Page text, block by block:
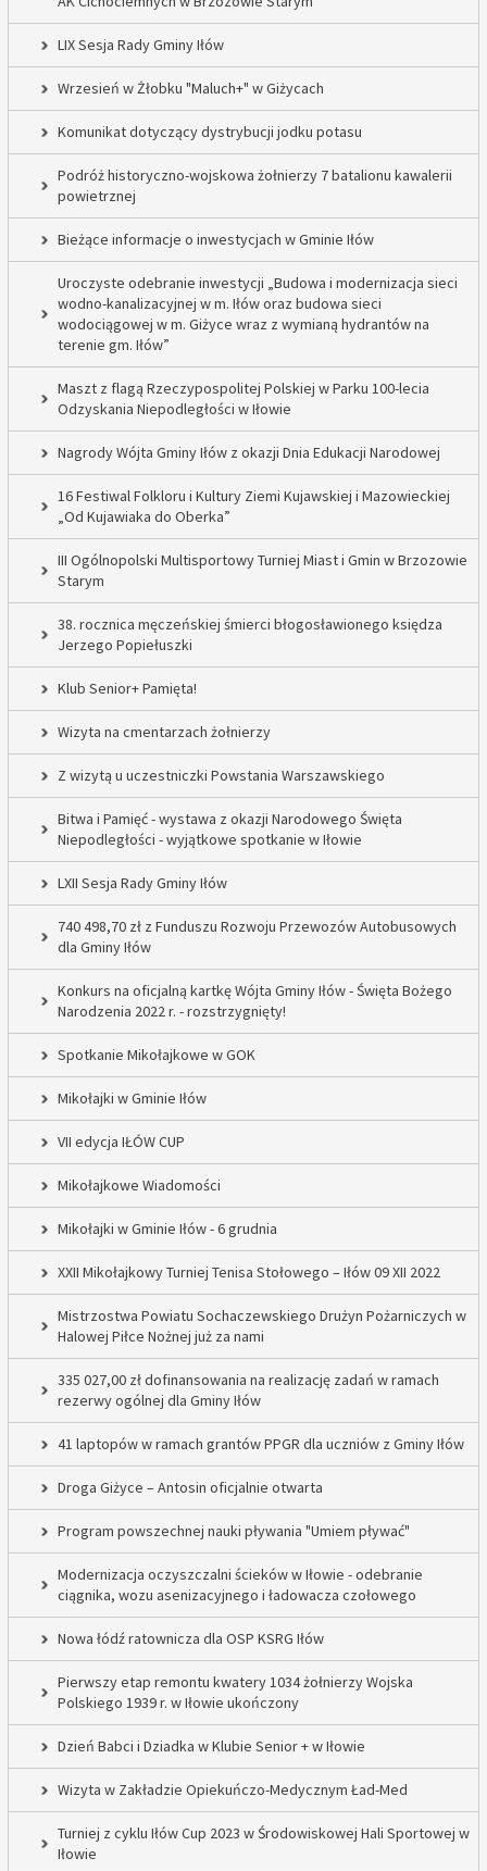
LIX Sesja Rady Gminy Iłów
Wrzesień w Żłobku "Maluch+" w Giżycach
Komunikat dotyczący dystrybucji jodku potasu
Podróż historyczno-wojskowa żołnierzy 7 batalionu kawalerii
powietrznej
Bieżące informacje o inwestycjach w Gminie Iłów
Uroczyste odebranie inwestycji „Budowa i modernizacja sieci
wodno-kanalizacyjnej w m. Iłów oraz budowa sieci
wodociągowej w m. Giżyce wraz z wymianą hydrantów na
terenie gm. Iłów”
Maszt z flagą Rzeczypospolitej Polskiej w Parku 100-lecia
Odzyskania Niepodległości w Iłowie
Nagrody Wójta Gminy Iłów z okazji Dnia Edukacji Narodowej
16 Festiwal Folkloru i Kultury Ziemi Kujawskiej i Mazowieckiej
„Od Kujawiaka do Oberka”
III Ogólnopolski Multisportowy Turniej Miast i Gmin w Brzozowie
Starym
38. rocznica męczeńskiej śmierci błogosławionego księdza
Jerzego Popiełuszki
Klub Senior+ Pamięta!
Wizyta na cmentarzach żołnierzy
Z wizytą u uczestniczki Powstania Warszawskiego
Bitwa i Pamięć - wystawa z okazji Narodowego Święta
Niepodległości - wyjątkowe spotkanie w Iłowie
LXII Sesja Rady Gminy Iłów
740 498,70 zł z Funduszu Rozwoju Przewozów Autobusowych
dla Gminy Iłów
Konkurs na oficjalną kartkę Wójta Gminy Iłów - Święta Bożego
Narodzenia 2022 r. - rozstrzygnięty!
Spotkanie Mikołajkowe w GOK
Mikołajki w Gminie Iłów
VII edycja IŁÓW CUP
Mikołajkowe Wiadomości
Mikołajki w Gminie Iłów - 6 grudnia
XXII Mikołajkowy Turniej Tenisa Stołowego – Iłów 09 XII 2022
Mistrzostwa Powiatu Sochaczewskiego Drużyn Pożarniczych w
Halowej Piłce Nożnej już za nami
335 027,00 zł dofinansowania na realizację zadań w ramach
rezerwy ogólnej dla Gminy Iłów
41 laptopów w ramach grantów PPGR dla uczniów z Gminy Iłów
Droga Giżyce – Antosin oficjalnie otwarta
Program powszechnej nauki pływania "Umiem pływać"
Modernizacja oczyszczalni ścieków w Iłowie - odebranie
ciągnika, wozu asenizacyjnego i ładowacza czołowego
Nowa łódź ratownicza dla OSP KSRG Iłów
Pierwszy etap remontu kwatery 1034 żołnierzy Wojska
Polskiego 1939 r. w Iłowie ukończony
Dzień Babci i Dziadka w Klubie Senior + w Iłowie
Wizyta w Zakładzie Opiekuńczo-Medycznym Ład-Med
Turniej z cyklu Iłów Cup 2023 w Środowiskowej Hali Sportowej w
Iłowie